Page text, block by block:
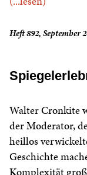
Heft 892, September
Walter Cronkite
der Moderator,
heillos
Geschichte
Komplexität